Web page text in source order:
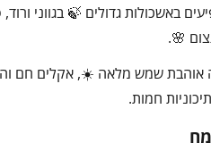
באשכולות גדולים 🍃 בגווני
🌸.
אוהבת שמש מלאה ☀️, אקלים חם
חמות.